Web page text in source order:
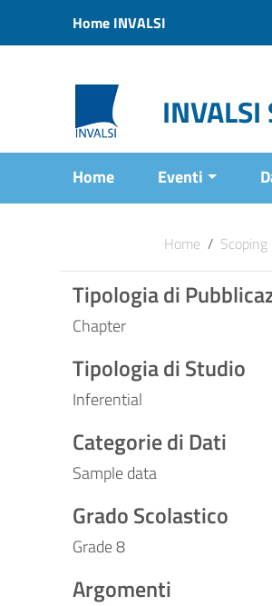
Vai al menu di navigazione
Home INVALSI
Home Eventi
Home /
Tipologia di
Chapter
Tipologia di Studio
Inferential
Categorie di Dati
Sample data
Grado Scolastico
Grade 8
Argomenti